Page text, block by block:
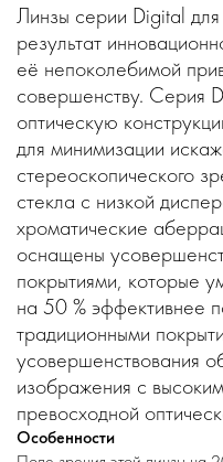
Линзы серии Digital
результат
её непоколебимой
совершенству. Серия
оптическую
для минимизации
стереоскопического
стекла с низкой
хроматические
оснащены
покрытиями, которые
на 50 % эффективнее
традиционными
усовершенствования
изображения с
превосходной
Особенности